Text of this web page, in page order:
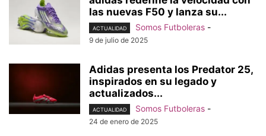
las nuevas F50 y lanza su...
ACTUALIDAD Somos Futboleras -
9 de julio de 2025
Adidas presenta los Predator 25,
inspirados en su legado y
actualizados...
ACTUALIDAD Somos Futboleras -
24 de enero de 2025